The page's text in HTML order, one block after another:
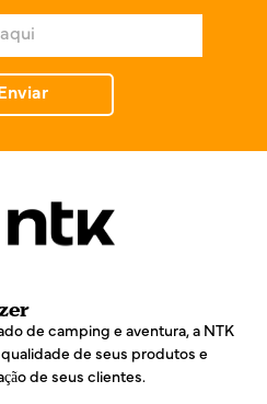
Enviar
de camping e aventura, a NTK
de seus produtos e
de seus clientes.